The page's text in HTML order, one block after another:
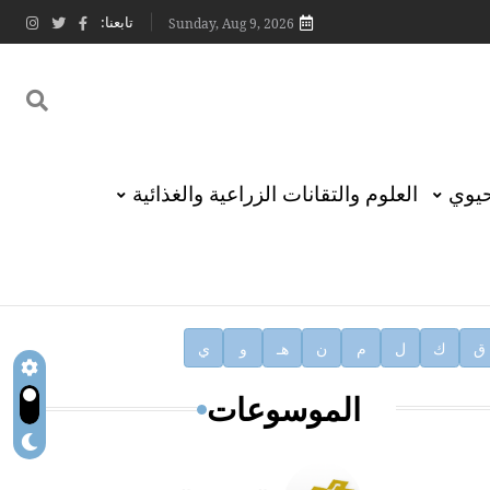
Sunday, Aug 9, 2026 تابعنا:
العلوم والتقانات الزراعية والغذائية
ق ك ل م ن هـ و ي
الموسوعات